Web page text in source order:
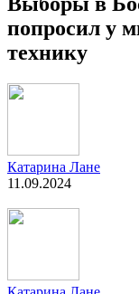
попросил у
технику
Катарина Лане
11.09.2024